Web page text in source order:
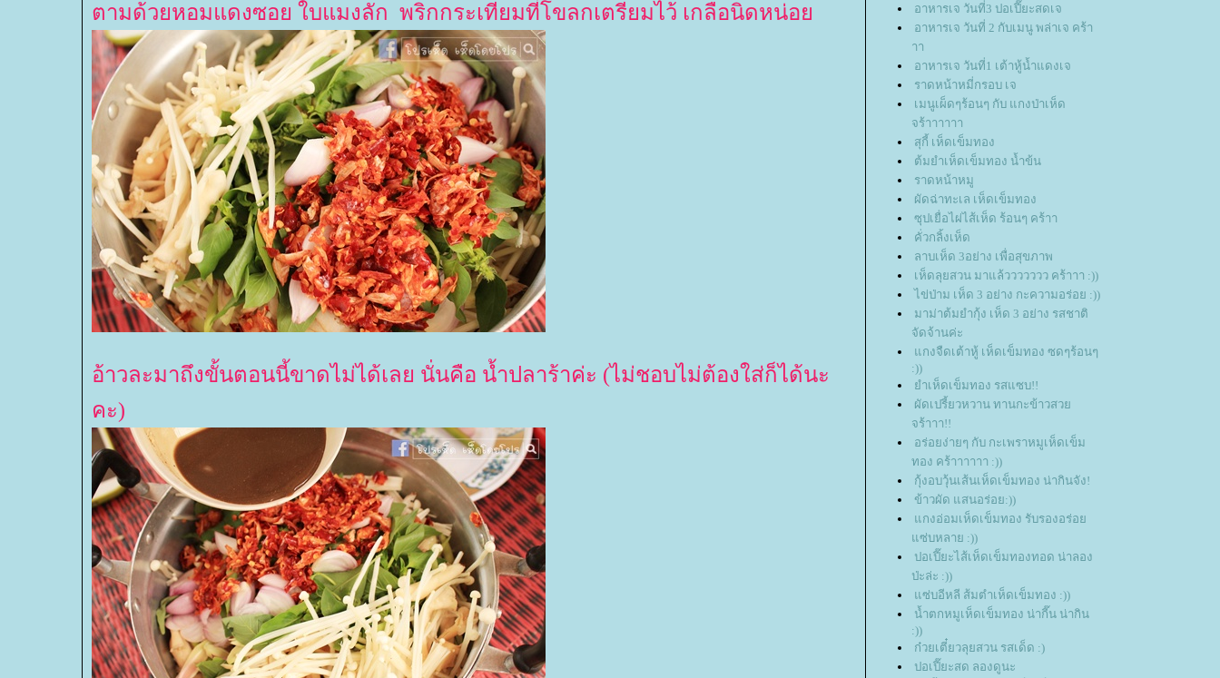
ตามด้วยหอมแดงซอย ใบแมงลัก พริกกระเทียมที่โขลกเตรียมไว้ เกลือนิดหน่อ
อ้าวละมาถึงขั้นตอนนี้ขาดไม่ได้เลย นั่นคือ น้ำปลาร้าค่ะ (ไม่ชอบไม่ต้องใส่ก็ได้นะ
คะ)
อาหารเจ วันที่3 ปอเปี๊ยะสดเจ
อาหารเจ วันที่ 2 กับเมนู พล่าเจ คร้า
าา
อาหารเจ วันที่1 เต้าหู้น้ำแดงเจ
ราดหน้าหมี่กรอบ เจ
เมนูเผ็ดๆร้อนๆ กับ แกงป่าเห็ด
จร้าาาาาา
สุกี้ เห็ดเข็มทอง
ต้มยำเห็ดเข็มทอง น้ำข้น
ราดหน้าหมู
ผัดฉ่าทะเล เห็ดเข็มทอง
ซุปเยื่อไผ่ไส้เห็ด ร้อนๆ คร้าา
คั่วกลิ้งเห็ด
ลาบเห็ด 3อย่าง เพื่อสุขภาพ
เห็ดลุยสวน มาแล้ววววววว คร้าาา :))
ไข่ป่าม เห็ด 3 อย่าง กะความอร่อย :))
มาม่าต้มยำกุ้ง เห็ด 3 อย่าง รสชาติ
จัดจ้านค่ะ
กงจืดเต้าหู้ เห็ดเข็มทอง ซดๆร้อนๆ
:))
ำเห็ดเข็มทอง รสแซบ!!
ผัดเปรี้ยวหวาน ทานกะข้าวสว
จร้าาา!!
อร่อยง่ายๆ กับ กะเพราหมูเห็ดเข็ม
ทอง คร้าาาาาา :))
กุ้งอบวุ้นเส้นเห็ดเข็มทอง น่ากินจัง!
ข้าวผัด แสนอร่อย:))
กงอ่อมเห็ดเข็มทอง รับรองอร่อ
ซ่บหลาย :))
ปอเปี๊ยะไส้เห็ดเข็มทองทอด น่าลอง
ป่ะล่ะ :))
ซ่บอีหลี ส้มตำเห็ดเข็มทอง :))
น้ำตกหมูเห็ดเข็มทอง น่ากี๊น น่ากิน
:))
ก๋วยเตี๋ยวลุยสวน รสเด็ด :)
ปอเปี๊ยะสด ลองดูนะ